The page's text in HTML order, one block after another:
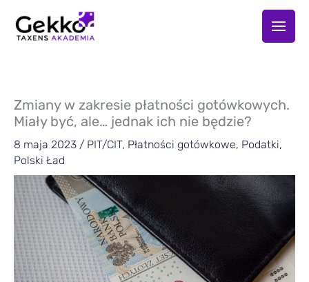
Zmiany w zakresie płatności gotówkowych.
Miały być, ale… jednak ich nie będzie?
8 maja 2023 / PIT/CIT, Płatności gotówkowe, Podatki,
Polski Ład